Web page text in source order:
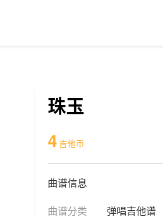
珠玉
4吉他币
曲谱信息
曲谱分类
弹唱吉他谱